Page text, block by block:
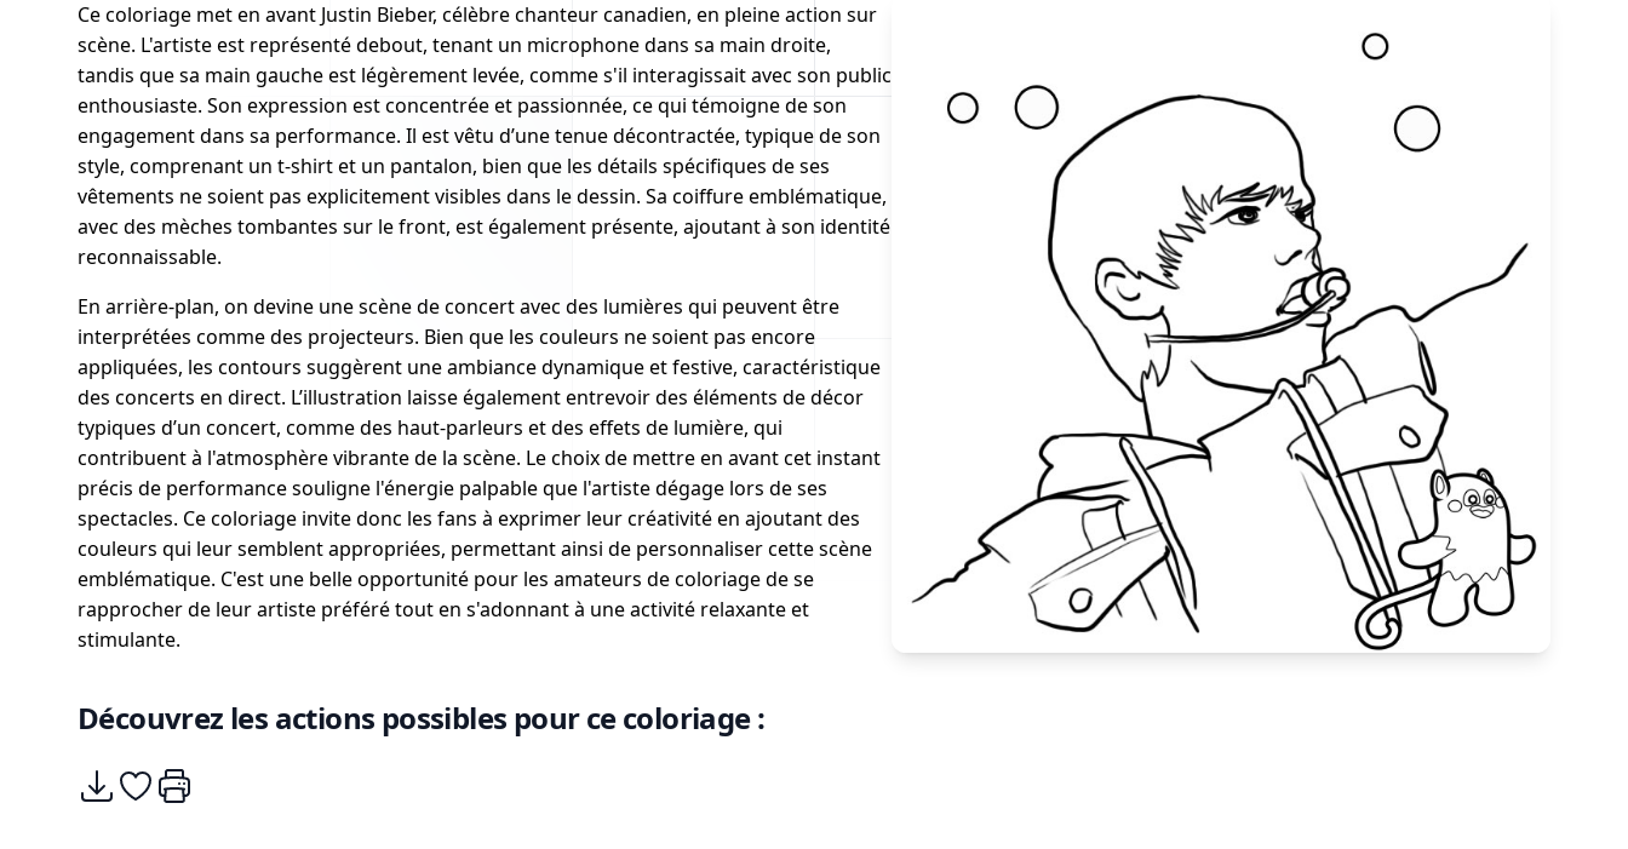
Ce coloriage met en avant Justin Bieber, célèbre chanteur canadien, en pleine action sur
scène. L'artiste est représenté debout, tenant un microphone dans sa main droite,
tandis que sa main gauche est légèrement levée, comme s'il interagissait avec son public
enthousiaste. Son expression est concentrée et passionnée, ce qui témoigne de son
engagement dans sa performance. Il est vêtu d’une tenue décontractée, typique de son
style, comprenant un t-shirt et un pantalon, bien que les détails spécifiques de ses
vêtements ne soient pas explicitement visibles dans le dessin. Sa coiffure emblématique,
avec des mèches tombantes sur le front, est également présente, ajoutant à son identité
reconnaissable.
En arrière-plan, on devine une scène de concert avec des lumières qui peuvent être
interprétées comme des projecteurs. Bien que les couleurs ne soient pas encore
appliquées, les contours suggèrent une ambiance dynamique et festive, caractéristique
des concerts en direct. L’illustration laisse également entrevoir des éléments de décor
typiques d’un concert, comme des haut-parleurs et des effets de lumière, qui
contribuent à l'atmosphère vibrante de la scène. Le choix de mettre en avant cet instant
précis de performance souligne l'énergie palpable que l'artiste dégage lors de ses
spectacles. Ce coloriage invite donc les fans à exprimer leur créativité en ajoutant des
couleurs qui leur semblent appropriées, permettant ainsi de personnaliser cette scène
emblématique. C'est une belle opportunité pour les amateurs de coloriage de se
rapprocher de leur artiste préféré tout en s'adonnant à une activité relaxante et
stimulante.
Découvrez les actions possibles pour ce coloriage :
Télécharger
Ajouter à mes coups de coeurs
Imprimer